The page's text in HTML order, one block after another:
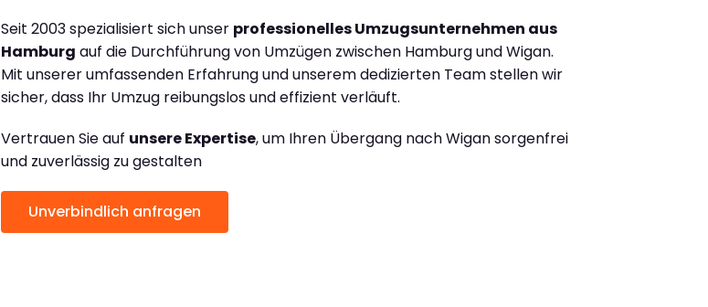
Seit 2003 spezialisiert sich unser professionelles Umzugsunternehmen aus
Hamburg auf die Durchführung von Umzügen zwischen Hamburg und Wigan.
Mit unserer umfassenden Erfahrung und unserem dedizierten Team stellen wir
sicher, dass Ihr Umzug reibungslos und effizient verläuft.
Vertrauen Sie auf unsere Expertise, um Ihren Übergang nach Wigan sorgenfrei
und zuverlässig zu gestalten
Unverbindlich anfragen